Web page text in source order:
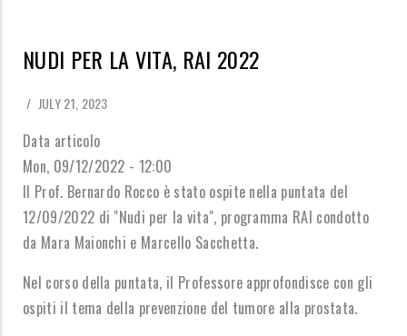
NUDI PER LA VITA, RAI 2022
/ JULY 21, 2023
Data articolo
Mon, 09/12/2022 - 12:00
Il Prof. Bernardo Rocco è stato ospite nella puntata del
12/09/2022 di "Nudi per la vita", programma RAI condotto
da Mara Maionchi e Marcello Sacchetta.
Nel corso della puntata, il Professore approfondisce con gli
ospiti il tema della prevenzione del tumore alla prostata.